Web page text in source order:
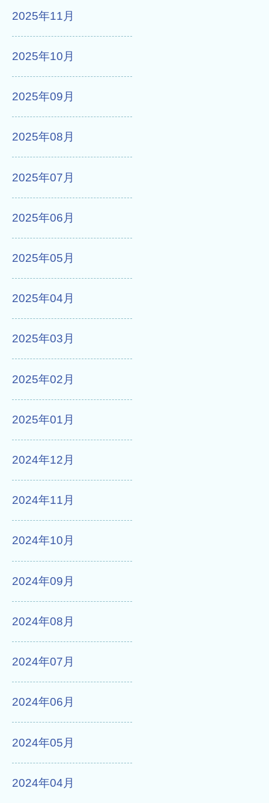
2025年11月
2025年10月
2025年09月
2025年08月
2025年07月
2025年06月
2025年05月
2025年04月
2025年03月
2025年02月
2025年01月
2024年12月
2024年11月
2024年10月
2024年09月
2024年08月
2024年07月
2024年06月
2024年05月
2024年04月